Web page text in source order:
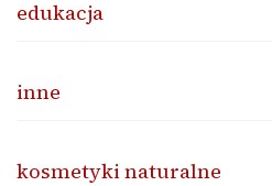
edukacja
inne
kosmetyki naturalne